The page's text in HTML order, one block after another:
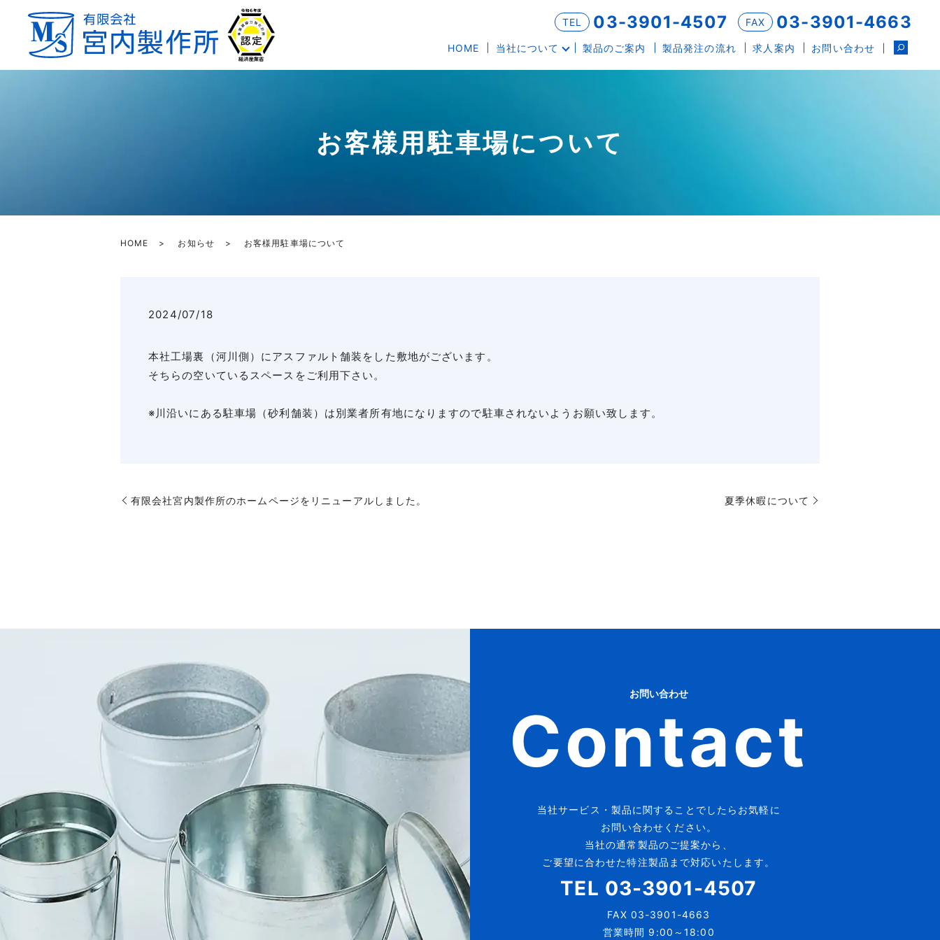
TEL 03-3901-4507 FAX 03-3901-4663
HOME 当社について 製品のご案内 製品発注の流れ 求人案内 お問い合わせ
お客様用駐車場について
HOME お知らせ お客様用駐車場について
2024/07/18
本社工場裏（河川側）にアスファルト舗装をした敷地がございます。
そちらの空いているスペースをご利用下さい。
※川沿いにある駐車場（砂利舗装）は別業者所有地になりますので駐車されないようお願い致します。
有限会社宮内製作所のホームページをリニューアルしました。 夏季休暇について
お問い合わせ
Contact
当社サービス・製品に関することでしたらお気軽に
お問い合わせください。
当社の通常製品のご提案から、
ご要望に合わせた特注製品まで対応いたします。
TEL 03-3901-4507
FAX 03-3901-4663
営業時間 9:00～18:00